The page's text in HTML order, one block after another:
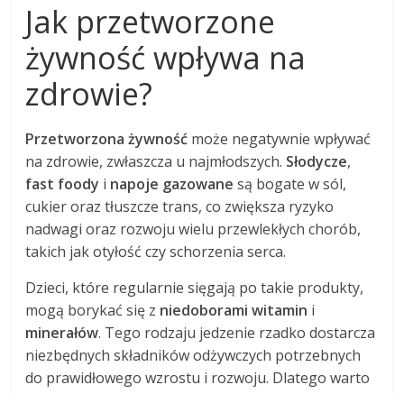
Jak przetworzone
żywność wpływa na
zdrowie?
Przetworzona żywność może negatywnie wpływać
na zdrowie, zwłaszcza u najmłodszych. Słodycze,
fast foody i napoje gazowane są bogate w sól,
cukier oraz tłuszcze trans, co zwiększa ryzyko
nadwagi oraz rozwoju wielu przewlekłych chorób,
takich jak otyłość czy schorzenia serca.
Dzieci, które regularnie sięgają po takie produkty,
mogą borykać się z niedoborami witamin i
minerałów. Tego rodzaju jedzenie rzadko dostarcza
niezbędnych składników odżywczych potrzebnych
do prawidłowego wzrostu i rozwoju. Dlatego warto